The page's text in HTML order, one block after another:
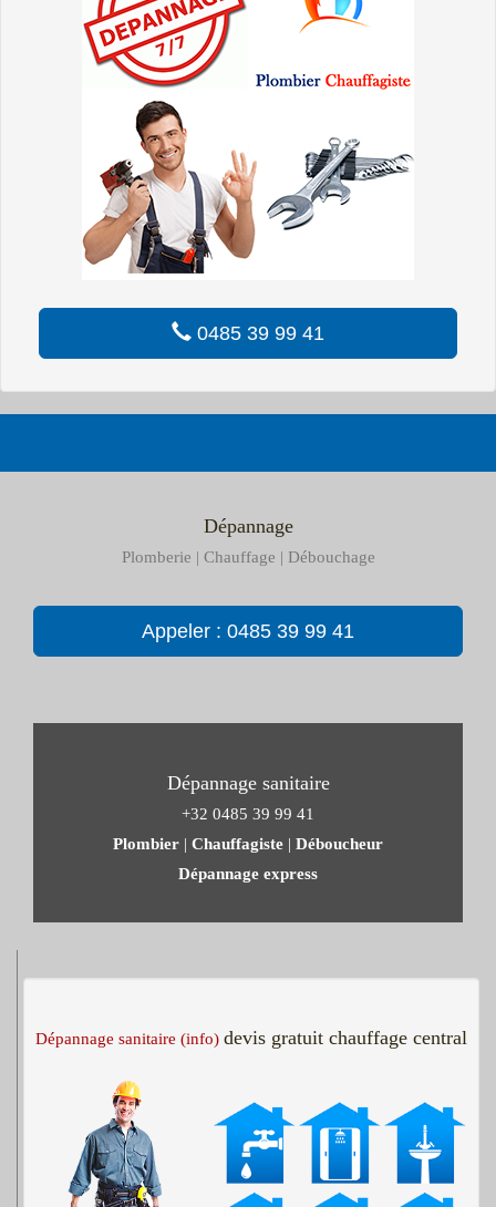
0485 39 99 41
Dépannage
Plomberie | Chauffage | Débouchage
Appeler : 0485 39 99 41
Dépannage sanitaire
+32 0485 39 99 41
Plombier | Chauffagiste | Déboucheur
Dépannage express
Dépannage sanitaire (info) devis gratuit chauffage central